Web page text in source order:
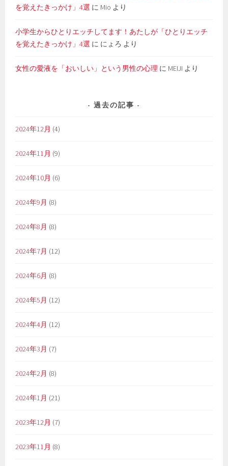
を覚えたきっかけ」4選 に Mio より
小学生からひとりエッチしてます！あたしが「ひとりエッチ
を覚えたきっかけ」4選 に にょろ より
女性の愛液を「おいしい」という男性の心理 に MEIJI より
過去の記事
2024年12月 (4)
2024年11月 (9)
2024年10月 (6)
2024年9月 (8)
2024年8月 (8)
2024年7月 (12)
2024年6月 (8)
2024年5月 (12)
2024年4月 (12)
2024年3月 (7)
2024年2月 (8)
2024年1月 (21)
2023年12月 (7)
2023年11月 (8)